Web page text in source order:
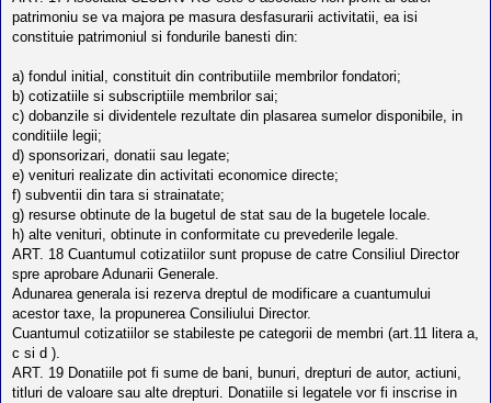
patrimoniu se va majora pe masura desfasurarii activitatii, ea isi
constituie patrimoniul si fondurile banesti din:
a) fondul initial, constituit din contributiile membrilor fondatori;
b) cotizatiile si subscriptiile membrilor sai;
c) dobanzile si dividentele rezultate din plasarea sumelor disponibile, in
conditiile legii;
d) sponsorizari, donatii sau legate;
e) venituri realizate din activitati economice directe;
f) subventii din tara si strainatate;
g) resurse obtinute de la bugetul de stat sau de la bugetele locale.
h) alte venituri, obtinute in conformitate cu prevederile legale.
ART. 18 Cuantumul cotizatiilor sunt propuse de catre Consiliul Director
spre aprobare Adunarii Generale.
Adunarea generala isi rezerva dreptul de modificare a cuantumului
acestor taxe, la propunerea Consiliului Director.
Cuantumul cotizatiilor se stabileste pe categorii de membri (art.11 litera a,
c si d ).
ART. 19 Donatiile pot fi sume de bani, bunuri, drepturi de autor, actiuni,
titluri de valoare sau alte drepturi. Donatiile si legatele vor fi inscrise in